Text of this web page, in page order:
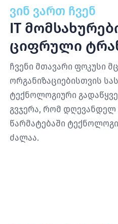
ვინ ვართ ჩვენ
IT
ციფრული
ჩვენი მთავარი ფოკუსი
ორგანიზაციებისთვის
ტექნოლოგიური
გვჯერა, რომ
წარმატებაში
ძალაა.